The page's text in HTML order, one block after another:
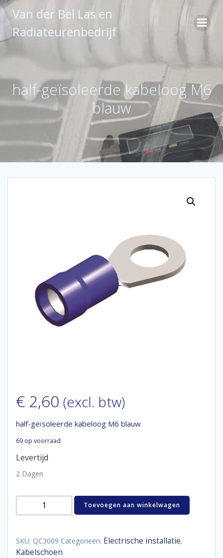
Ga
naar
inhoud
Van der Bel Las en
Radiateurenbedrijf
half-geïsoleerde kabeloog M6
blauw
€ 2,60 (excl. btw)
half-geïsoleerde kabeloog M6 blauw
69 op voorraad
Levertijd
2 Dagen
half-
geïsoleerde
blauw
aantal
Toevoegen aan winkelwagen
SKU: QC3009 Categorieën: Electrische installatie,
Kabelschoen